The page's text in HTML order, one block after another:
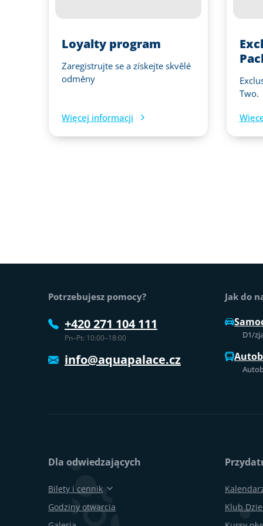
Loyalty program
Zaregistrujte se a získejte skvělé
odměny
Więcej informacji
Two.
Potrzebujesz pomocy?
+420 271 104 111
Pn–Pt: 10:00–18:00
info@aquapalace.cz
Jak do
D1/
Dla odwiedzających
Bilety i cennik
Godziny otwarcia
Klub